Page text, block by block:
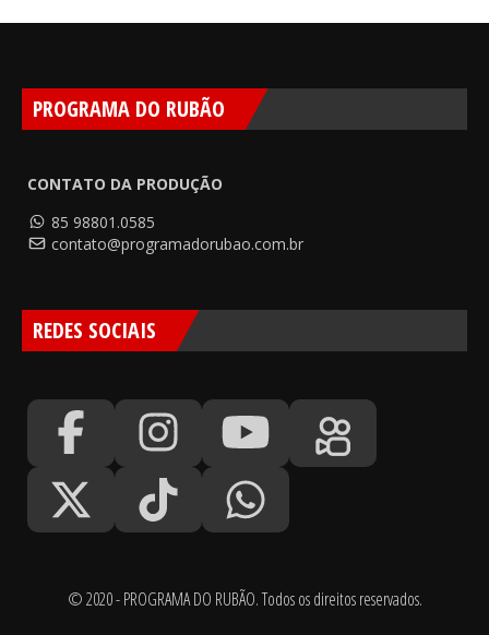
PROGRAMA DO RUBÃO
CONTATO DA PRODUÇÃO
85 98801.0585
contato@programadorubao.com.br
REDES SOCIAIS
© 2020 - PROGRAMA DO RUBÃO. Todos os direitos reservados.